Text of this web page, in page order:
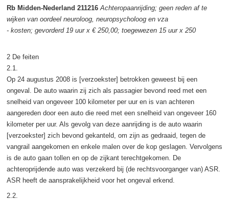
Rb Midden-Nederland 211216 Achteropaanrijding; geen reden af te
wijken van oordeel neuroloog, neuropsycholoog en vza
- kosten; gevorderd 19 uur x € 250,00; toegewezen 15 uur x 250
2 De feiten
2.1.
Op 24 augustus 2008 is [verzoekster] betrokken geweest bij een
ongeval. De auto waarin zij zich als passagier bevond reed met een
snelheid van ongeveer 100 kilometer per uur en is van achteren
aangereden door een auto die reed met een snelheid van ongeveer 160
kilometer per uur. Als gevolg van deze aanrijding is de auto waarin
[verzoekster] zich bevond gekanteld, om zijn as gedraaid, tegen de
vangrail aangekomen en enkele malen over de kop geslagen. Vervolgens
is de auto gaan tollen en op de zijkant terechtgekomen. De
achteroprijdende auto was verzekerd bij (de rechtsvoorganger van) ASR.
ASR heeft de aansprakelijkheid voor het ongeval erkend.
2.2.